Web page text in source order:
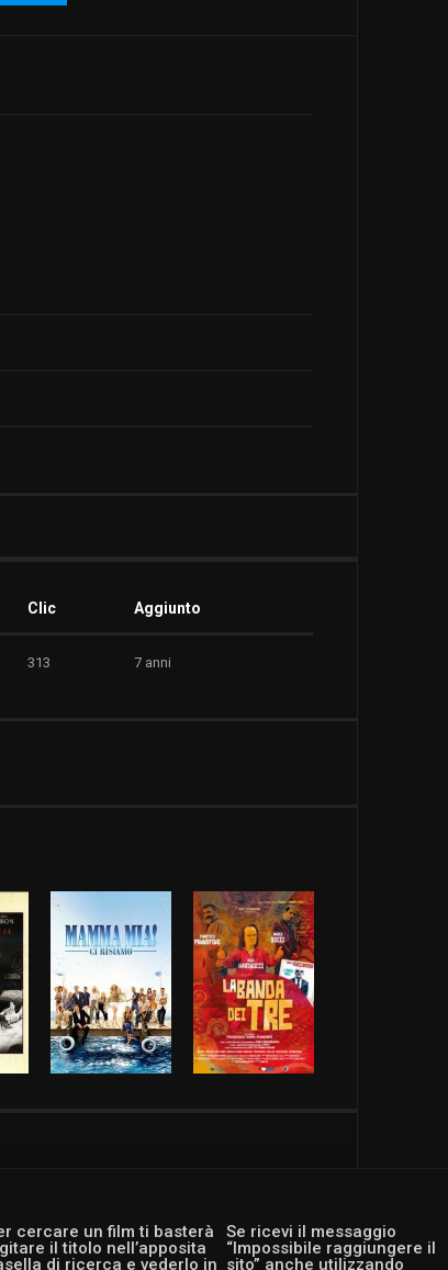
Clic Aggiunto
313 7 anni
cercare un film ti basterà
il titolo nell’apposita
di ricerca e vederlo in
Se ricevi il messaggio
“Impossibile raggiungere il
sito” anche utilizzando